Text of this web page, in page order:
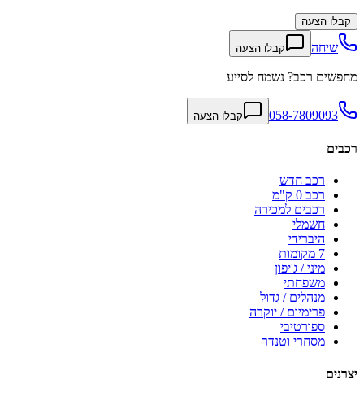
קבלו הצעה
שיחה קבלו הצעה
מחפשים רכב? נשמח לסייע
058-7809093 קבלו הצעה
רכבים
רכב חדש
רכב 0 ק"מ
רכבים למכירה
חשמלי
היברידי
7 מקומות
מיני / ג'יפון
משפחתי
מנהלים / גדול
פרימיום / יוקרה
ספורטיבי
מסחרי וטנדר
יצרנים